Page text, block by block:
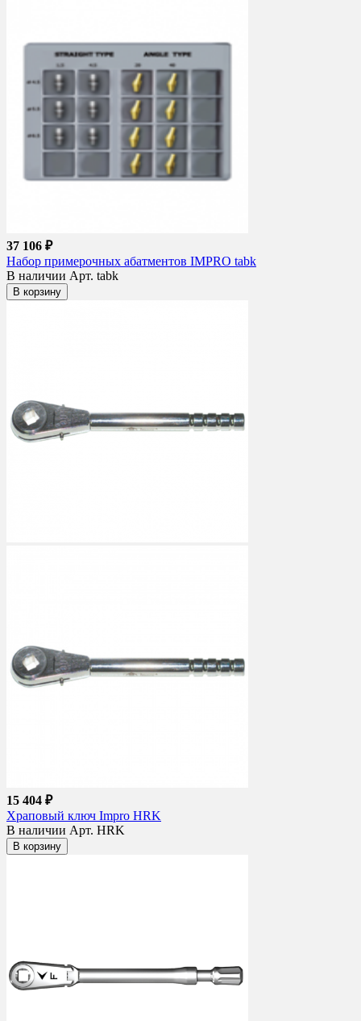
37 106 ₽
Набор примерочных абатментов IMPRO tabk
В наличии Арт. tabk
В корзину
15 404 ₽
Храповый ключ Impro HRK
В наличии Арт. HRK
В корзину